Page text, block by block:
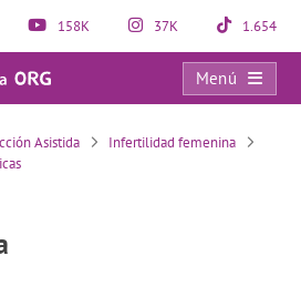
158K 37K 1.654
Menú
Prolactina alta
Asistida
Infertilidad femenina